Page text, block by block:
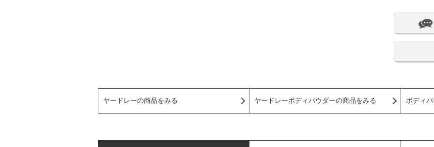
ヤードレーの商品をみる ヤードレーボディパウダーの商品をみる ボディ